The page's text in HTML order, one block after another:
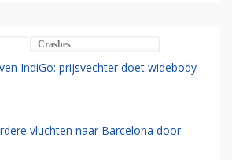
Crashes
IndiGo: prijsvechter doet widebody-
vluchten naar Barcelona door